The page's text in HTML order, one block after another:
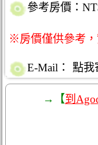
參考房價：
※房價僅供參考
E-Mail： 點我
→【到